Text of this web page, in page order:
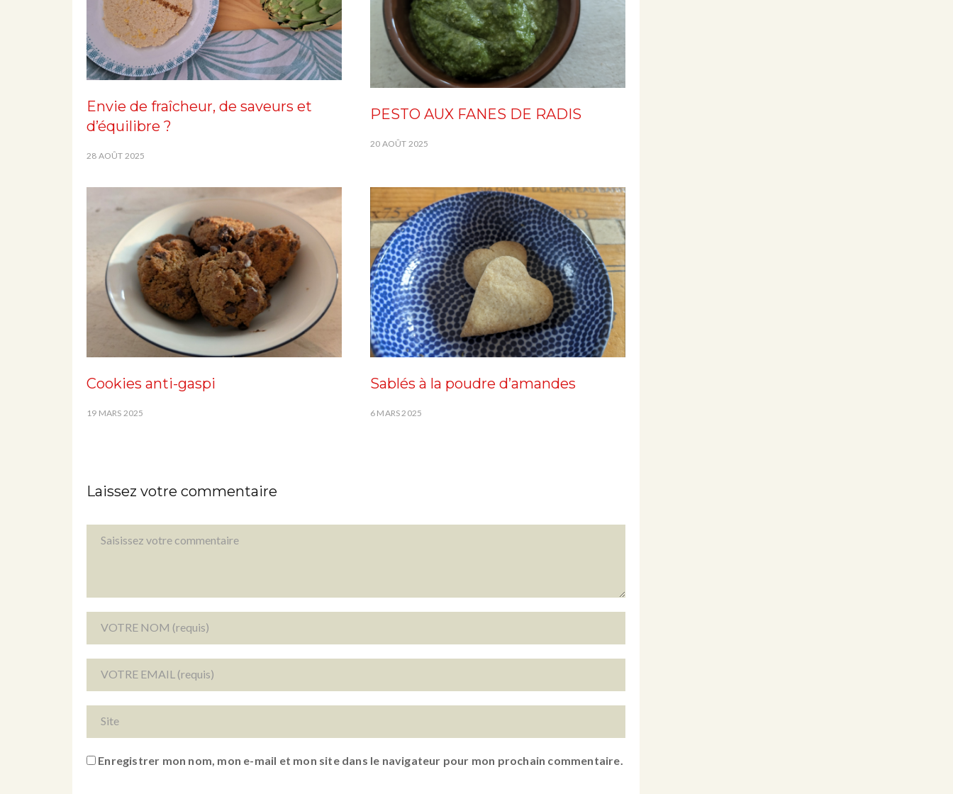
Envie de fraîcheur, de saveurs et
d’équilibre ?
28 AOÛT 2025
PESTO AUX FANES DE RADIS
20 AOÛT 2025
Cookies anti-gaspi
19 MARS 2025
Sablés à la poudre d’amandes
6 MARS 2025
Laissez votre commentaire
Enregistrer mon nom, mon e-mail et mon site dans le navigateur pour mon prochain commentaire.